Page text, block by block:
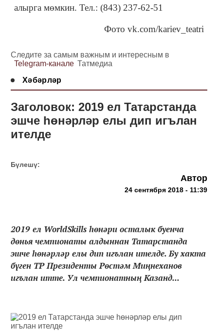
алырга мөмкин. Тел.: (843) 237-62-51
Фото vk.com/kariev_teatri
Следите за самым важным и интересным в
Telegram-канале Татмедиа
Хәбәрләр
Заголовок: 2019 ел Татарстанда
эшче һөнәрләр елы дип игълан
ителде
Бүлешү:
Автор
24 сентября 2018 - 11:39
2019 ел WorldSkills һөнәри осталык буенча
дөнья чемпионаты алдыннан Татарстанда
эшче һөнәрләр елы дип игълан ителде. Бу хакта
бүген ТР Президенты Рөстәм Миңнеханов
игълан итте. Ул чемпионатның Казанд...